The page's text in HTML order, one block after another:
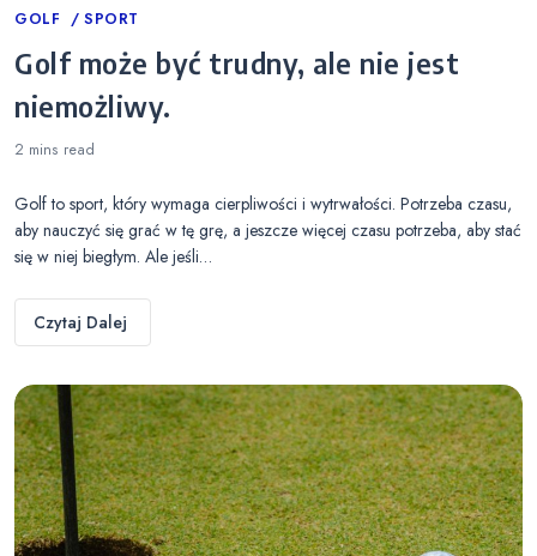
Categories
GOLF SPORT
Golf może być trudny, ale nie jest
niemożliwy.
2 mins read
Golf to sport, który wymaga cierpliwości i wytrwałości. Potrzeba czasu,
aby nauczyć się grać w tę grę, a jeszcze więcej czasu potrzeba, aby stać
się w niej biegłym. Ale jeśli…
Czytaj Dalej